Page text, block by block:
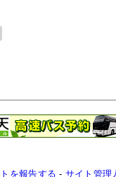
を報告する - サイト管理